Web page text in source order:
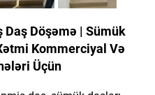
Daş Döşəmə | Sümük
Kommerciyal Və
Üçün